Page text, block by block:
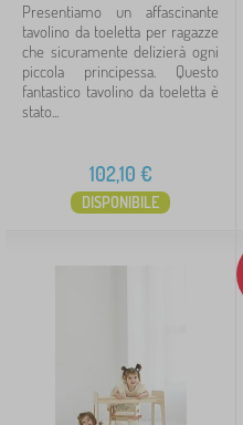
Presentiamo un affascinante
tavolino da toeletta per ragazze
che sicuramente delizierà ogni
piccola principessa. Questo
fantastico tavolino da toeletta è
stato...
102,10 €
DISPONIBILE